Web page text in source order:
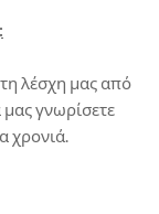
λέσχη μας από
γνωρίσετε
χρονιά.